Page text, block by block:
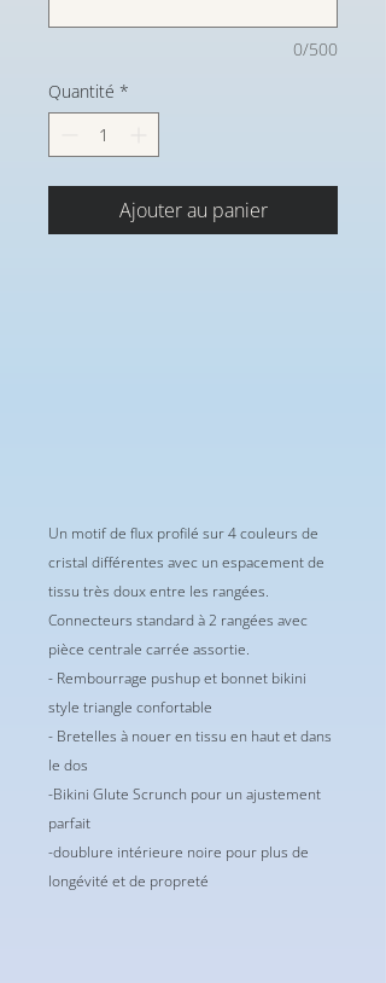
0/500
Quantité *
Ajouter au panier
Un motif de flux profilé sur 4 couleurs de
cristal différentes avec un espacement de
tissu très doux entre les rangées.
Connecteurs standard à 2 rangées avec
pièce centrale carrée assortie.
- Rembourrage pushup et bonnet bikini
style triangle confortable
- Bretelles à nouer en tissu en haut et dans
le dos
-Bikini Glute Scrunch pour un ajustement
parfait
-doublure intérieure noire pour plus de
longévité et de propreté